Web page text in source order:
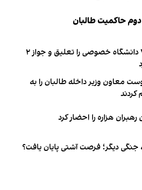
دوم حاکمیت طالبان
طالبان فعالیت ۷ دانشگاه خصوصی را تعلیق و جواز ۲
خوست معاون وزیر داخله طالبان را به
رهبران هزاره را احضار کرد
جنگی دیگر؛ فرصت آشتی پایان یافت؟